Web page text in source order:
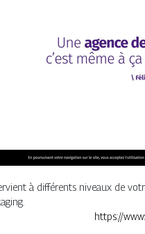
à différents niveaux de
https://